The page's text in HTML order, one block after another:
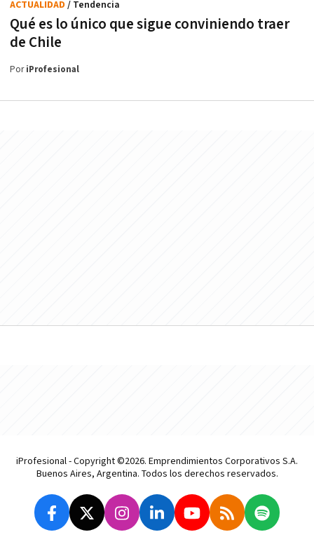
Qué es lo único que sigue conviniendo traer
de Chile
ACTUALIDAD / Tendencia
PoriProfesional
iProfesional - Copyright ©2026. Emprendimientos Corporativos S.A.
Buenos Aires, Argentina. Todos los derechos reservados.